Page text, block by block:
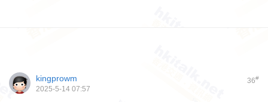
36#
kingprowm
2025-5-14 07:57